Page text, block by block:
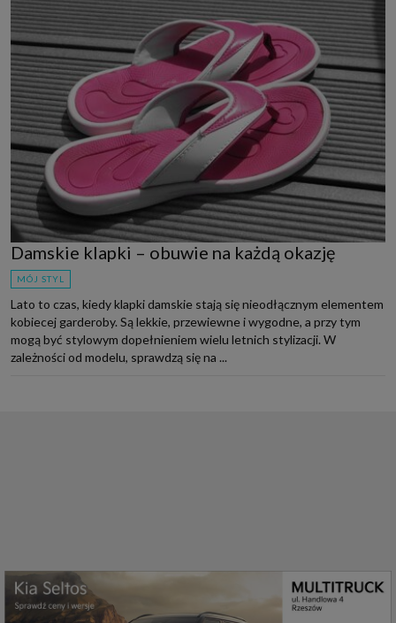
Damskie klapki – obuwie na każdą okazję
MÓJ STYL
Lato to czas, kiedy klapki damskie stają się nieodłącznym elementem
kobiecej garderoby. Są lekkie, przewiewne i wygodne, a przy tym
mogą być stylowym dopełnieniem wielu letnich stylizacji. W
zależności od modelu, sprawdzą się na ...